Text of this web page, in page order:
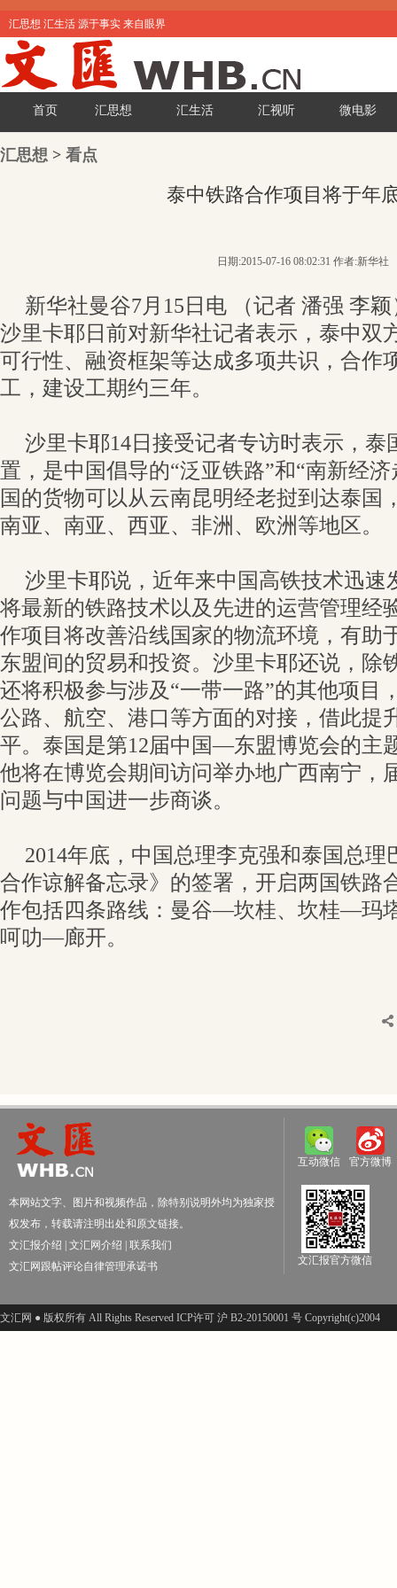
汇思想 汇生活 源于事实 来自眼界
首页 汇思想 汇生活 汇视听 微电影
汇思想 > 看点
泰中铁路合作项目将于年
日期:2015-07-16 08:02:31 作者:新华社
新华社曼谷7月15日电 （记者 潘强 李
沙里卡耶日前对新华社记者表示，泰中双
可行性、融资框架等达成多项共识，合作
工，建设工期约三年。
沙里卡耶14日接受记者专访时表示，泰
置，是中国倡导的“泛亚铁路”和“南新经
国的货物可以从云南昆明经老挝到达泰国
南亚、南亚、西亚、非洲、欧洲等地区。
沙里卡耶说，近年来中国高铁技术迅速
将最新的铁路技术以及先进的运营管理经
作项目将改善沿线国家的物流环境，有助
东盟间的贸易和投资。沙里卡耶还说，除
还将积极参与涉及“一带一路”的其他项目
公路、航空、港口等方面的对接，借此提
平。泰国是第12届中国—东盟博览会的主
他将在博览会期间访问举办地广西南宁，
问题与中国进一步商谈。
2014年底，中国总理李克强和泰国总
合作谅解备忘录》的签署，开启两国铁路
作包括四条路线：曼谷—坎桂、坎桂—玛
呵叻—廊开。
本网站文字、图片和视频作品，除特别说明外均为独家授
权发布，转载请注明出处和原文链接。
文汇报介绍
文汇网介绍
联系我们
文汇网跟帖评论自律管理承诺书
互动微信 官方微博
文汇报官方微信
文汇网 ● 版权所有 All Rights Reserved ICP许可 沪 B2-20150001 号 Copyright(c)2004